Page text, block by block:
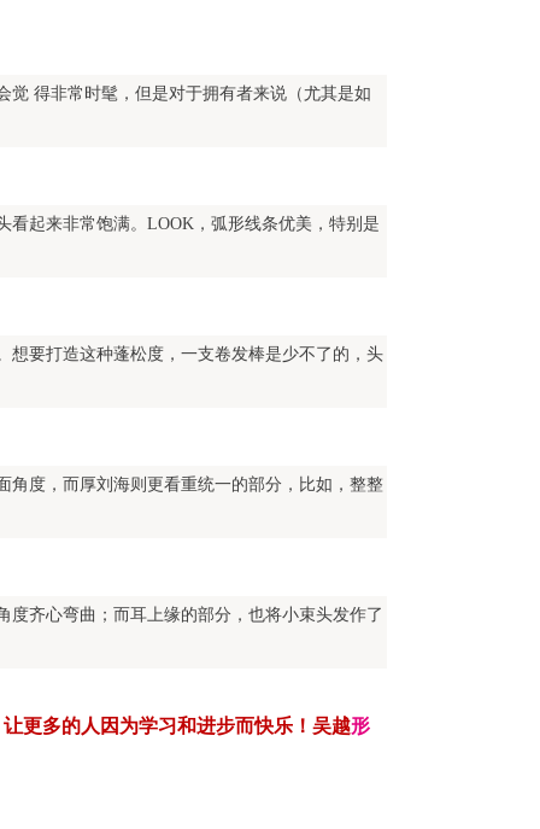
得非常时髦，但是对于拥有者来说（尤其是如
起来非常饱满。LOOK，弧形线条优美，特别是
要打造这种蓬松度，一支卷发棒是少不了的，头
度，而厚刘海则更看重统一的部分，比如，整整
齐心弯曲；而耳上缘的部分，也将小束头发作了
让更多的人因为学习和进步而快乐！吴越形